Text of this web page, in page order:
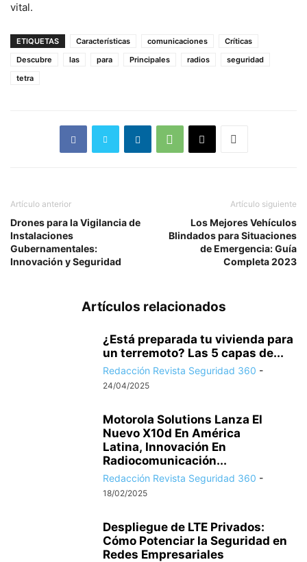
vital.
ETIQUETAS Características comunicaciones
Críticas
Descubre
las para Principales radios
seguridad
tetra
Artículo anterior
Drones para la Vigilancia de
Instalaciones
Gubernamentales:
Innovación y Seguridad
Artículo siguiente
Los Mejores Vehículos
Blindados para Situaciones
de Emergencia: Guía
Completa 2023
Artículos relacionados
¿Está preparada tu vivienda para
un terremoto? Las 5 capas de...
Redacción Revista Seguridad 360 -
24/04/2025
Motorola Solutions Lanza El
Nuevo X10d En América
Latina, Innovación En
Radiocomunicación...
Redacción Revista Seguridad 360 -
18/02/2025
Despliegue de LTE Privados:
Cómo Potenciar la Seguridad en
Redes Empresariales